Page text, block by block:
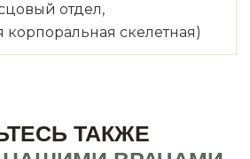
отдел,
скелетная)
ТАКЖЕ